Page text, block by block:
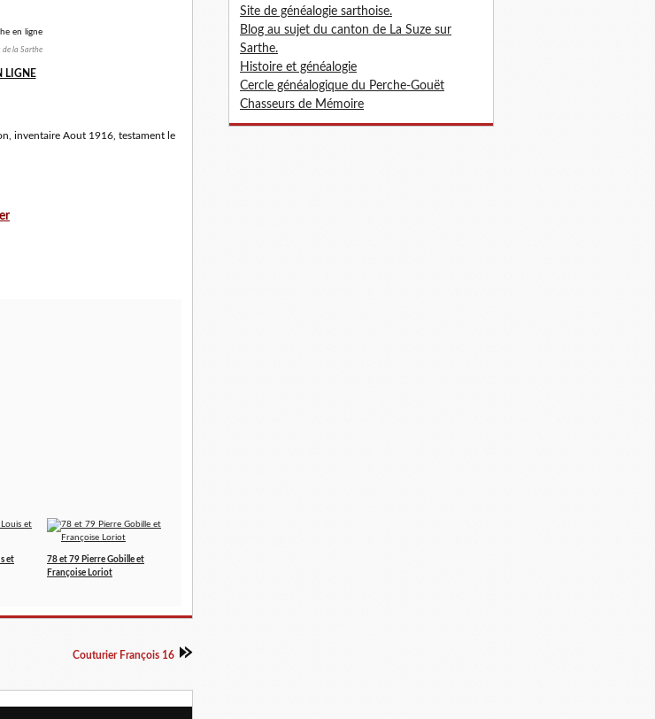
de la Sarthe
LIGNE
inventaire Aout 1916, testament le
et
78 et 79 Pierre Gobille et
Françoise Loriot
Couturier François 16
Site de généalogie sarthoise.
Blog au sujet du canton de La Suze sur
Sarthe.
Histoire et généalogie
Cercle généalogique du Perche-Gouët
Chasseurs de Mémoire